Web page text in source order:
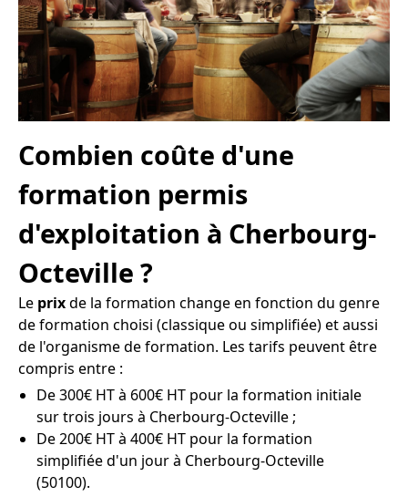
Combien coûte d'une
formation permis
d'exploitation à Cherbourg-
Octeville ?
Le prixde la formation change en fonction du genre
de formation choisi (classique ou simplifiée) et aussi
de l'organisme de formation. Les tarifs peuvent être
compris entre :
De 300€ HT à 600€ HT pour la formation initiale
sur trois jours à Cherbourg-Octeville ;
De 200€ HT à 400€ HT pour la formation
simplifiée d'un jour à Cherbourg-Octeville
(50100).